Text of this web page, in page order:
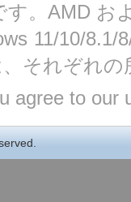
す。AMD お
11/10/8.1/
それぞれの
agree to our